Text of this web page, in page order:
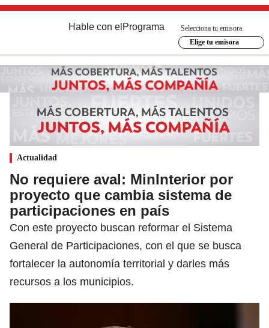
Hable con el Programa
Selecciona tu emisora
Elige tu emisora
Actualidad
No requiere aval: MinInterior por
proyecto que cambia sistema de
participaciones en país
Con este proyecto buscan reformar el Sistema
General de Participaciones, con el que se busca
fortalecer la autonomía territorial y darles más
recursos a los municipios.